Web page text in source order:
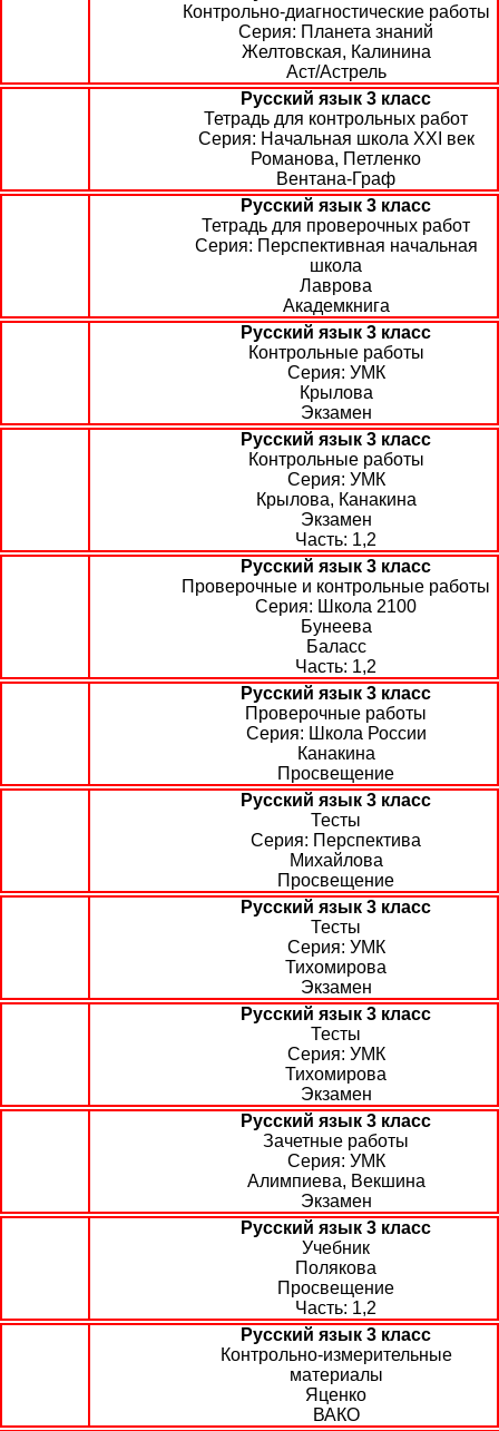
Контрольно-диагностические работы
Планета знаний
Желтовская, Калинина
Аст/Астрель
Русский язык 3 класс
Тетрадь для контрольных работ
Начальная школа XXI век
Романова, Петленко
Вентана-Граф
Русский язык 3 класс
Тетрадь для проверочных работ
Перспективная начальная
школа
Лаврова
Академкнига
Русский язык 3 класс
Контрольные работы
УМК
Крылова
Экзамен
Русский язык 3 класс
Контрольные работы
УМК
Крылова, Канакина
Экзамен
1,2
Русский язык 3 класс
Проверочные и контрольные работы
Школа 2100
Бунеева
Баласс
1,2
Русский язык 3 класс
Проверочные работы
Школа России
Канакина
Просвещение
Русский язык 3 класс
Тесты
Перспектива
Михайлова
Просвещение
Русский язык 3 класс
Тесты
УМК
Тихомирова
Экзамен
Русский язык 3 класс
Тесты
УМК
Тихомирова
Экзамен
Русский язык 3 класс
Зачетные работы
УМК
Алимпиева, Векшина
Экзамен
Русский язык 3 класс
Учебник
Полякова
Просвещение
1,2
Русский язык 3 класс
Контрольно-измерительные
материалы
Яценко
ВАКО